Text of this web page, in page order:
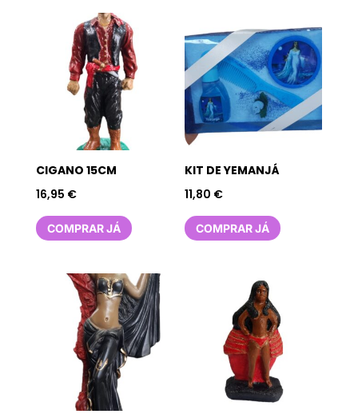
CIGANO 15CM
16,95 €
COMPRAR JÁ
KIT DE YEMANJÁ
11,80 €
COMPRAR JÁ